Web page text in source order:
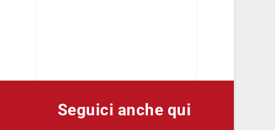
Seguici anche qui